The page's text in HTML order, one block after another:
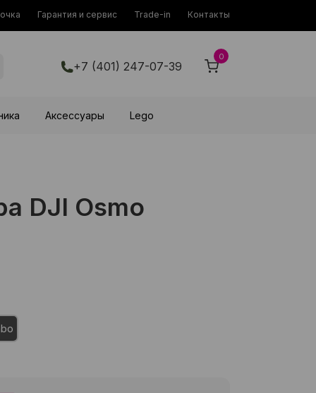
Гарантия и сервис Trade-in Контакты
+7 (401) 247-07-39
0
Аксессуары Lego
DJI Osmo